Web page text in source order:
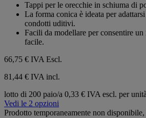
Tappi per le orecchie in schiuma di
La forma conica è ideata per
condotti uditivi.
Facili da modellare per consentire
facile.
66,75 € IVA Escl.
81,44 € IVA incl.
lotto di 200 paio/a 0,33 € IVA escl. per unità
Vedi le 2 opzioni
Prodotto temporaneamente non disponibile,